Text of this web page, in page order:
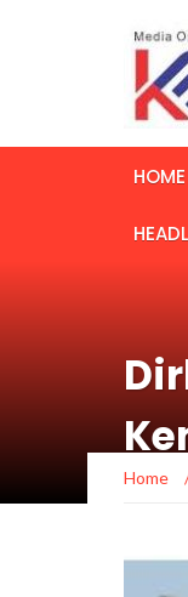
HOME
Home